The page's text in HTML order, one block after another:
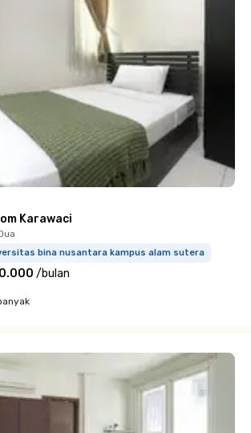
Karawaci
bina nusantara kampus alam sutera
/bulan